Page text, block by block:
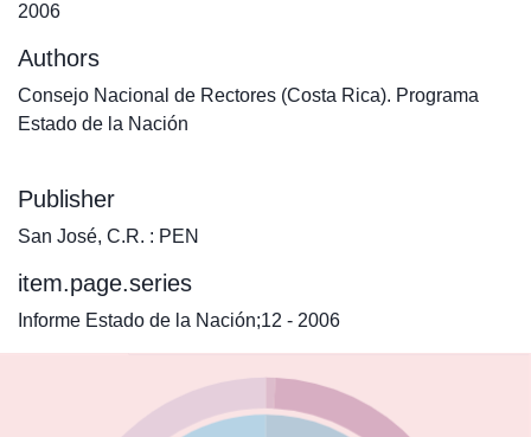
2006
Authors
Consejo Nacional de Rectores (Costa Rica). Programa
Estado de la Nación
Publisher
San José, C.R. : PEN
item.page.series
Informe Estado de la Nación;12 - 2006